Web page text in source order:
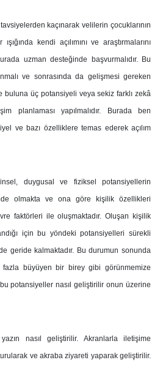
kaçınarak velilerin çocuklarının
kendi açılımını ve araştırmalarını
uzman desteğinde başvurmalıdır. Bu
ve sonrasında da gelişmesi gereken
buluna üç potansiyeli veya sekiz farklı zekâ
planlaması yapılmalıdır. Burada ben
ve bazı özelliklere temas ederek açılım
duygusal ve fiziksel potansiyellerin
olmakta ve ona göre kişilik özellikleri
faktörleri ile oluşmaktadır. Oluşan kişilik
için bu yöndeki potansiyelleri sürekli
geride kalmaktadır. Bu durumun sonunda
büyüyen bir birey gibi görünmemize
bu potansiyeller nasıl geliştirilir onun üzerine
nasıl geliştirilir. Akranlarla iletişime
ve akraba ziyareti yaparak geliştirilir.